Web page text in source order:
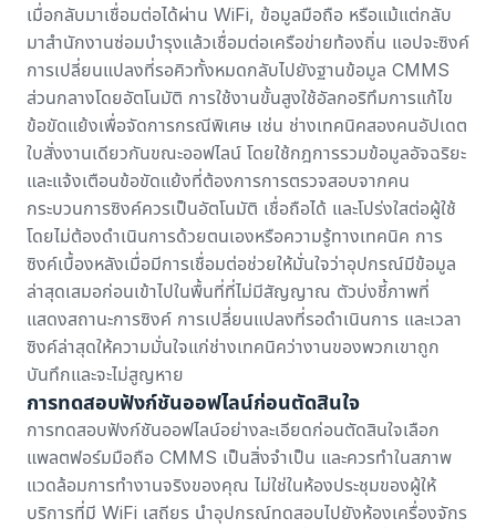
เมื่อกลับมาเชื่อมต่อได้ผ่าน WiFi, ข้อมูลมือถือ หรือแม้แต่กลับ
มาสำนักงานซ่อมบำรุงแล้วเชื่อมต่อเครือข่ายท้องถิ่น แอปจะซิงค์
การเปลี่ยนแปลงที่รอคิวทั้งหมดกลับไปยังฐานข้อมูล CMMS
ส่วนกลางโดยอัตโนมัติ การใช้งานขั้นสูงใช้อัลกอริทึมการแก้ไข
ข้อขัดแย้งเพื่อจัดการกรณีพิเศษ เช่น ช่างเทคนิคสองคนอัปเดต
ใบสั่งงานเดียวกันขณะออฟไลน์ โดยใช้กฎการรวมข้อมูลอัจฉริยะ
และแจ้งเตือนข้อขัดแย้งที่ต้องการการตรวจสอบจากคน
กระบวนการซิงค์ควรเป็นอัตโนมัติ เชื่อถือได้ และโปร่งใสต่อผู้ใช้
โดยไม่ต้องดำเนินการด้วยตนเองหรือความรู้ทางเทคนิค การ
ซิงค์เบื้องหลังเมื่อมีการเชื่อมต่อช่วยให้มั่นใจว่าอุปกรณ์มีข้อมูล
ล่าสุดเสมอก่อนเข้าไปในพื้นที่ที่ไม่มีสัญญาณ ตัวบ่งชี้ภาพที่
แสดงสถานะการซิงค์ การเปลี่ยนแปลงที่รอดำเนินการ และเวลา
ซิงค์ล่าสุดให้ความมั่นใจแก่ช่างเทคนิคว่างานของพวกเขาถูก
บันทึกและจะไม่สูญหาย
การทดสอบฟังก์ชันออฟไลน์ก่อนตัดสินใจ
การทดสอบฟังก์ชันออฟไลน์อย่างละเอียดก่อนตัดสินใจเลือก
แพลตฟอร์มมือถือ CMMS เป็นสิ่งจำเป็น และควรทำในสภาพ
แวดล้อมการทำงานจริงของคุณ ไม่ใช่ในห้องประชุมของผู้ให้
บริการที่มี WiFi เสถียร นำอุปกรณ์ทดสอบไปยังห้องเครื่องจักร